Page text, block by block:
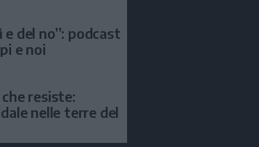
e del no”: podcast
e noi
resiste:
nelle terre del